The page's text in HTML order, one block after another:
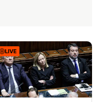
LIVE